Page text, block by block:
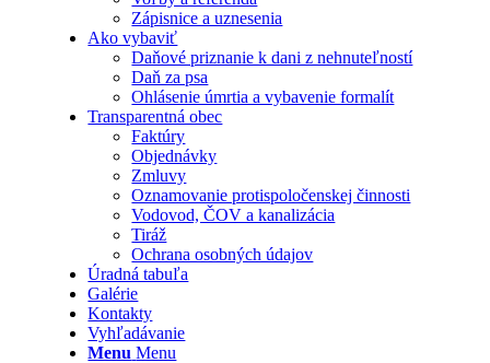
Zápisnice a uznesenia
Ako vybaviť
Daňové priznanie k dani z nehnuteľností
Daň za psa
Ohlásenie úmrtia a vybavenie formalít
Transparentná obec
Faktúry
Objednávky
Zmluvy
Oznamovanie protispoločenskej činnosti
Vodovod, ČOV a kanalizácia
Tiráž
Ochrana osobných údajov
Úradná tabuľa
Galérie
Kontakty
Vyhľadávanie
Menu Menu